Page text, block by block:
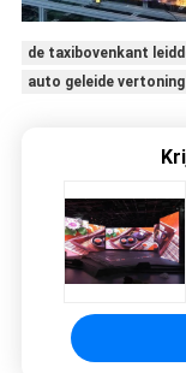
de taxibovenkant
auto geleide vertoning